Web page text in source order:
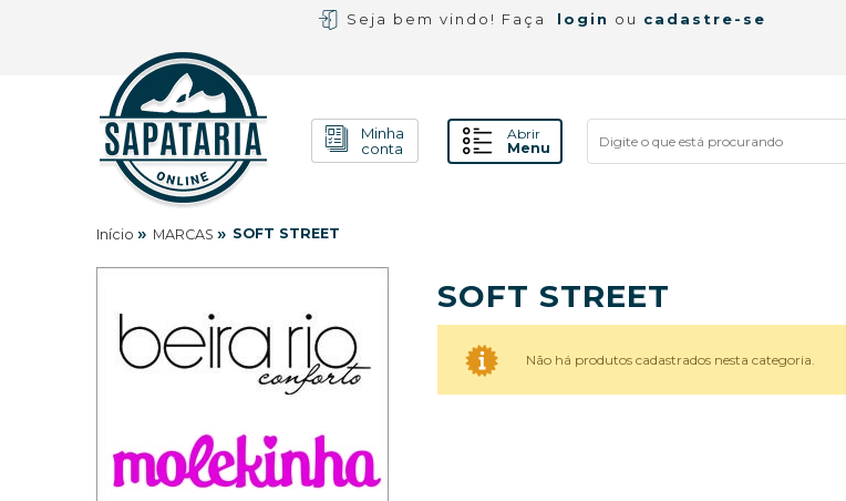
Seja bem vindo! Faça login ou cadastre-se
Minha
conta
Abrir
Menu
Início » MARCAS » SOFT STREET
SOFT STREET
Não há produtos cadastrados nesta categoria.